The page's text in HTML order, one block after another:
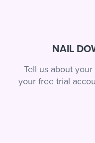
NAIL
Tell us about
your free trial